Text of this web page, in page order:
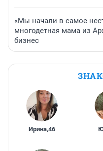
«Мы начали в самое
многодетная мама из
бизнес
Ирина,46